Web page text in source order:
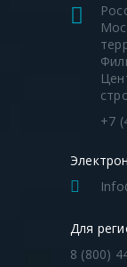
+7
Для
8 (800)